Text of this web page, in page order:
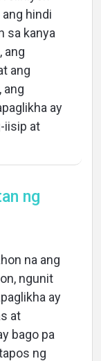
hindi
sa kanya
ang
ang
ang
ay
iisip at
ng
na ang
ngunit
ay
at
bago pa
ng